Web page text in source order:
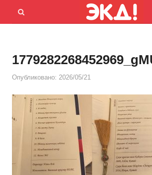
Menu
Открыть
Опубликовано: 2026/05/21